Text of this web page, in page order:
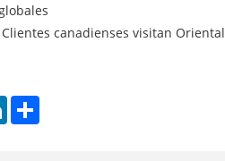
canadienses visitan
LinkedIn